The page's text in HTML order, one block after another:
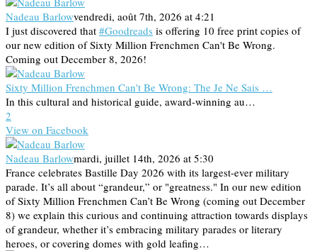
Nadeau Barlowvendredi, août 7th, 2026 at 4:21
I just discovered that #Goodreads is offering 10 free print copies of
our new edition of Sixty Million Frenchmen Can't Be Wrong.
Coming out December 8, 2026!
Sixty Million Frenchmen Can't Be Wrong: The Je Ne Sais …
In this cultural and historical guide, award-winning au…
2
View on Facebook
Nadeau Barlowmardi, juillet 14th, 2026 at 5:30
France celebrates Bastille Day 2026 with its largest-ever military
parade. It’s all about “grandeur,” or "greatness." In our new edition
of Sixty Million Frenchmen Can’t Be Wrong (coming out December
8) we explain this curious and continuing attraction towards displays
of grandeur, whether it’s embracing military parades or literary
heroes, or covering domes with gold leafing…